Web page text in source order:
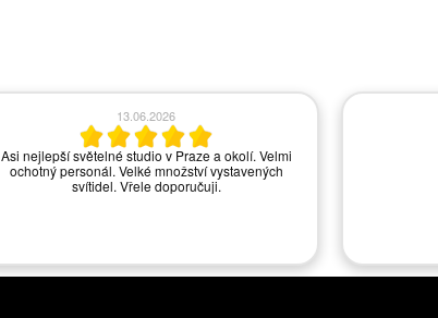
13.06.2026
Asi nejlepší světelné studio v Praze a okolí. Velmi
ochotný personál. Velké množství vystavených
svítidel. Vřele doporučuji.